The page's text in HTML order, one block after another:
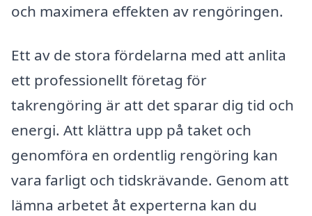
och maximera effekten av rengöringen.
Ett av de stora fördelarna med att anlita
ett professionellt företag för
takrengöring är att det sparar dig tid och
energi. Att klättra upp på taket och
genomföra en ordentlig rengöring kan
vara farligt och tidskrävande. Genom att
lämna arbetet åt experterna kan du